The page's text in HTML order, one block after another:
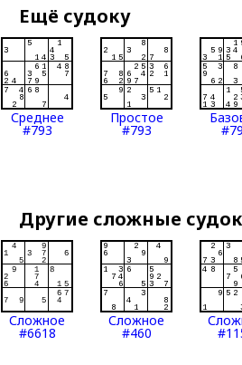
Ещё судоку
Среднее
#793
Простое
#793
Другие сложные
Сложное
#6618
Сложное
#460